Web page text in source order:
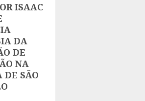
ISAAC
DA
DE
NA
DE SÃO